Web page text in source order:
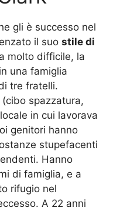
gli è successo nel
il suo stile di
molto difficile, la
una famiglia
tre fratelli.
(cibo spazzatura,
in cui lavorava
genitori hanno
stupefacenti
Hanno
di famiglia, e a
rifugio nel
A 22 anni